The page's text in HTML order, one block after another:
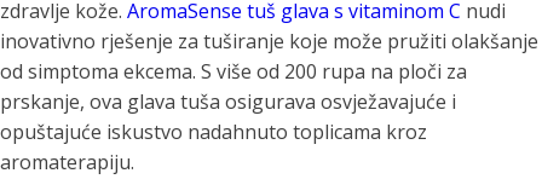
zdravlje kože. AromaSense tuš glava s vitaminom C nudi
inovativno rješenje za tuširanje koje može pružiti olakšanje
od simptoma ekcema. S više od 200 rupa na ploči za
prskanje, ova glava tuša osigurava osvježavajuće i
opuštajuće iskustvo nadahnuto toplicama kroz
aromaterapiju.